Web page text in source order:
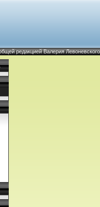
редакцией Валерия Левоневского